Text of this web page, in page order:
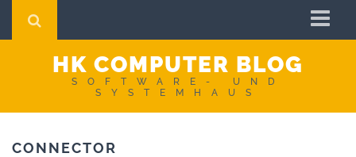
Startseite
Impressum
AGB
Datenschutzerklärung
HK COMPUTER BLOG
SOFTWARE- UND
SYSTEMHAUS
CONNECTOR